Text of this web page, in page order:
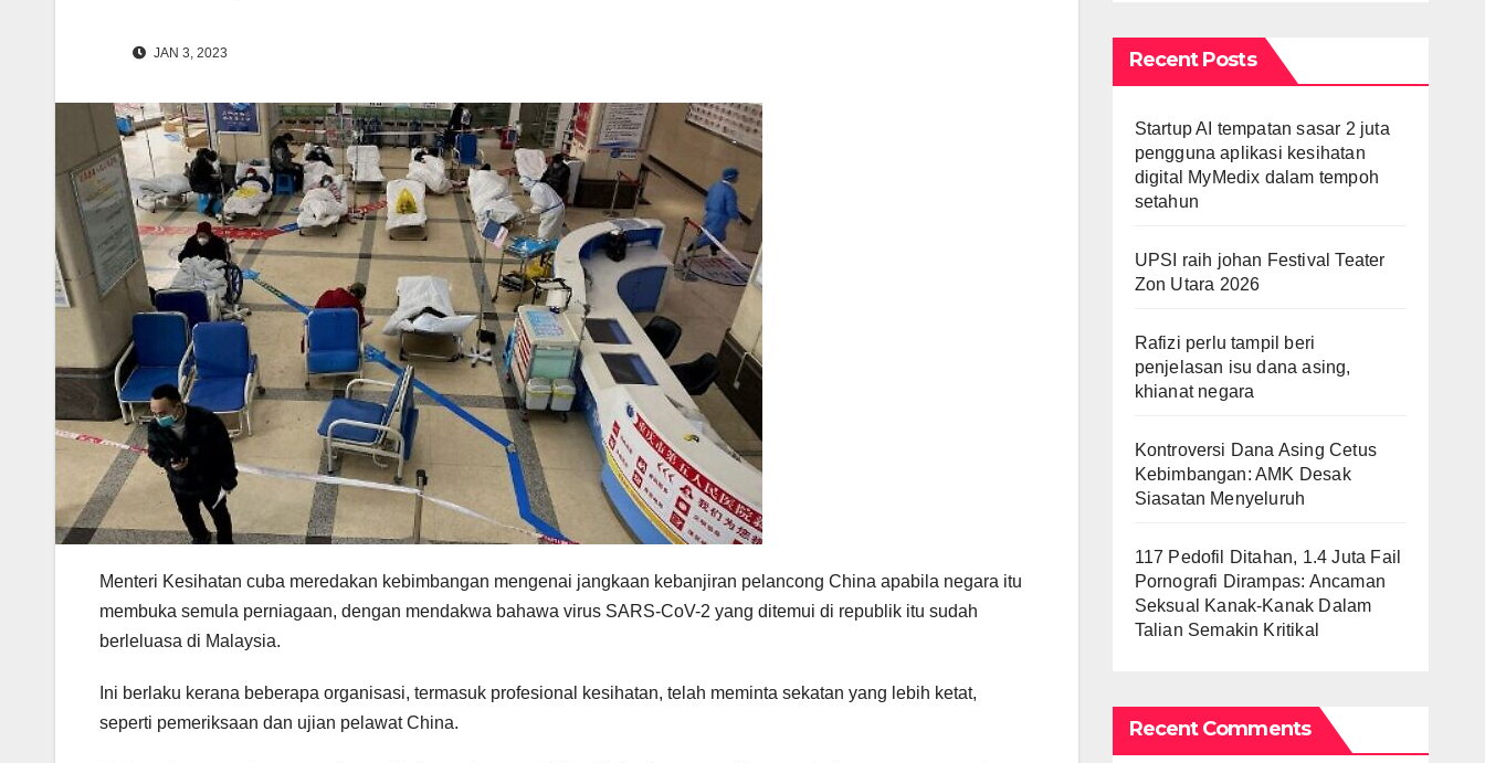
JAN 3, 2023
Menteri Kesihatan cuba meredakan kebimbangan mengenai jangkaan kebanjiran pelancong China apabila negara itu
membuka semula perniagaan, dengan mendakwa bahawa virus SARS-CoV-2 yang ditemui di republik itu sudah
berleluasa di Malaysia.
Ini berlaku kerana beberapa organisasi, termasuk profesional kesihatan, telah meminta sekatan yang lebih ketat,
seperti pemeriksaan dan ujian pelawat China.
Recent Posts
Startup AI tempatan sasar 2 juta
pengguna aplikasi kesihatan
digital MyMedix dalam tempoh
setahun
UPSI raih johan Festival Teater
Zon Utara 2026
Rafizi perlu tampil beri
penjelasan isu dana asing,
khianat negara
Kontroversi Dana Asing Cetus
Kebimbangan: AMK Desak
Siasatan Menyeluruh
117 Pedofil Ditahan, 1.4 Juta Fail
Pornografi Dirampas: Ancaman
Seksual Kanak-Kanak Dalam
Talian Semakin Kritikal
Recent Comments